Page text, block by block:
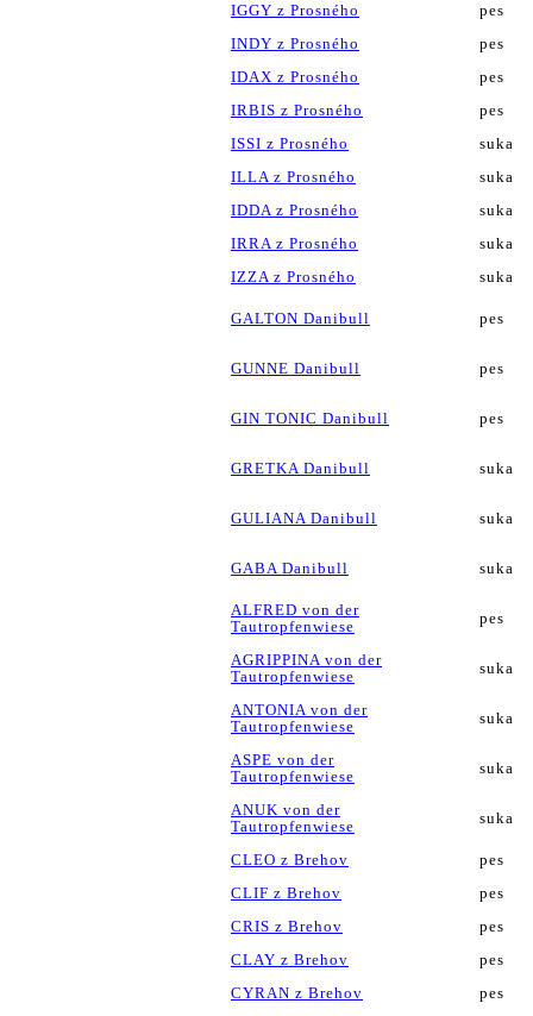
IGGY z Prosného
pes
INDY z Prosného
pes
IDAX z Prosného
pes
IRBIS z Prosného
pes
ISSI z Prosného
suka
ILLA z Prosného
suka
IDDA z Prosného
suka
IRRA z Prosného
suka
IZZA z Prosného
suka
GALTON Danibull pes
GUNNE Danibull pes
GIN TONIC Danibull pes
GRETKA Danibull suka
GULIANA Danibull suka
GABA Danibull suka
ALFRED von der
Tautropfenwiese
pes
AGRIPPINA von der
Tautropfenwiese
suka
ANTONIA von der
Tautropfenwiese
suka
ASPE von der
Tautropfenwiese
suka
ANUK von der
Tautropfenwiese
suka
CLEO z Brehov
pes
CLIF z Brehov
pes
CRIS z Brehov
pes
CLAY z Brehov
pes
CYRAN z Brehov
pes